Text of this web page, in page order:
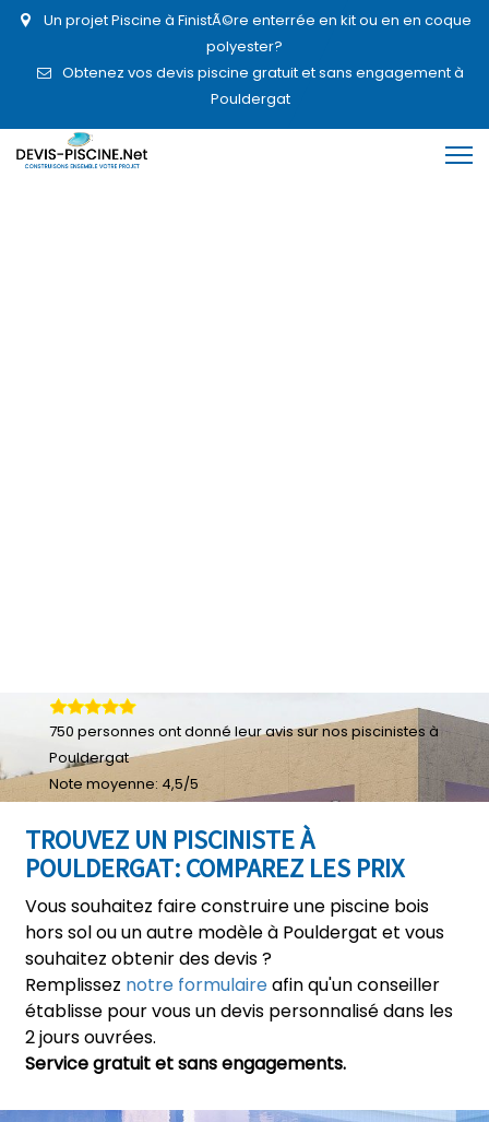
Un projet Piscine à FinistÃ©re enterrée en kit ou en en coque
polyester?
Obtenez vos devis piscine gratuit et sans engagement à
Pouldergat
TROUVEZ UN PISCINISTE À
POULDERGAT: COMPAREZ LES PRIX
Vous souhaitez faire construire une piscine bois
hors sol ou un autre modèle à Pouldergat et vous
souhaitez obtenir des devis ?
Remplissez notre formulaireafin qu'un conseiller
établisse pour vous un devis personnalisé dans les
2 jours ouvrées.
Service gratuit et sans engagements.
750 personnes ont donné leuravis sur nos piscinistes à
Pouldergat
Note moyenne: 4,5/5